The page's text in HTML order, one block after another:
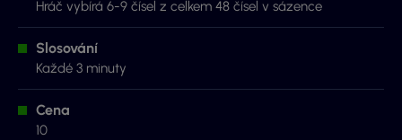
Hráč vybírá 6-9 čísel z celkem 48 čísel v sázence
Slosování
Každé 3 minuty
Cena
10